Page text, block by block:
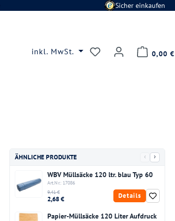
Sicher einkaufen
inkl. MwSt. Du hast 0 0,00 €
ÄHNLICHE PRODUKTE ‹ ›
WBV Müllsäcke 120 ltr. blau Typ 60
Art.Nr.: 17086
9,41 €
2,68 € Details
Papier-Müllsäcke 120 Liter Aufdruck